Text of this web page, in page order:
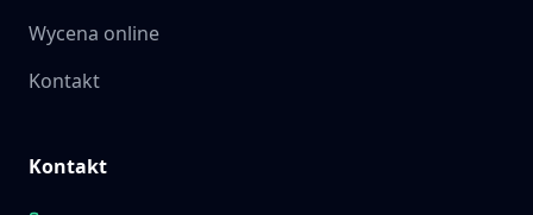
Wycena online
Kontakt
Kontakt